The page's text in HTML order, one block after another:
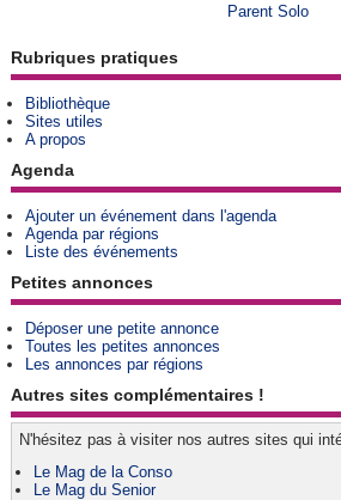
Parent Solo
Rubriques pratiques
Bibliothèque
Sites utiles
A propos
Agenda
Ajouter un événement dans l'agenda
Agenda par régions
Liste des événements
Petites annonces
Déposer une petite annonce
Toutes les petites annonces
Les annonces par régions
Autres sites complémentaires !
N'hésitez pas à visiter nos autres sites qui
Le Mag de la Conso
Le Mag du Senior